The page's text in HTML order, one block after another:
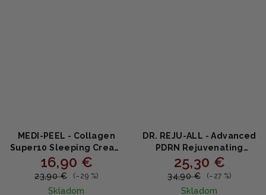
MEDI-PEEL - Collagen
Super10 Sleeping Cream
- nočný krém proti
vráskam 70ml
16,90 €
23,90 € (–29 %)
Skladom
DR. REJU-ALL - Advanced
PDRN Rejuvenating
Cream - Regeneračný
krém s PDRN,
niacínamidom a
25,30 €
34,90 € (–27 %)
Skladom